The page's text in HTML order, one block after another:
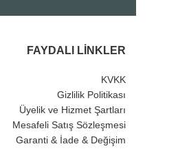
FAYDALI LINKLER
KVKK
Gizlilik Politikası
Üyelik ve Hizmet Şartları
Mesafeli Satış Sözleşmesi
Garanti & İade & Değişim